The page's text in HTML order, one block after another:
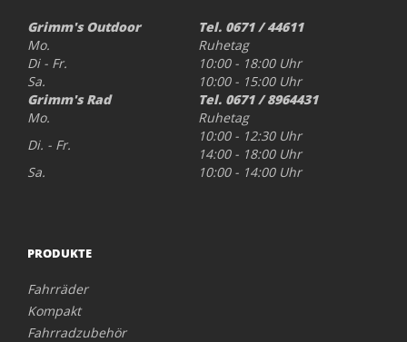
Grimm's Outdoor
Tel. 0671 / 44611
Mo.
Ruhetag
Di - Fr.
10:00 - 18:00 Uhr
Sa.
10:00 - 15:00 Uhr
Grimm's Rad
Tel. 0671 / 8964431
Mo.
Ruhetag
Di. - Fr.
10:00 - 12:30 Uhr
14:00 - 18:00 Uhr
Sa.
10:00 - 14:00 Uhr
PRODUKTE
Fahrräder
Kompakt
Fahrradzubehör